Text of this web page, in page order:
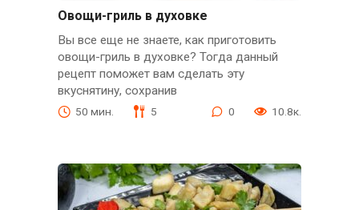
Овощи-гриль в духовке
Вы все еще не знаете, как приготовить
овощи-гриль в духовке? Тогда данный
рецепт поможет вам сделать эту
вкуснятину, сохранив
50 мин. 5 0 10.8к.